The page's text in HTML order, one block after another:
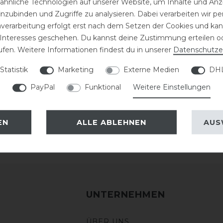
Das sagen unsere Kunden
UNTERNEHMEN
und Zugriffe zu analysieren. Dabei verarbeiten wir
erfolgt erst nach dem Setzen der Cookies und
geschehen. Du kannst deine Zustimmung erteilen
Weitere Informationen findest du in unserer
Statistik Marketing Externe Medien
PayPal
Funktional Weitere Einstellungen
ALLE ABLEHNEN